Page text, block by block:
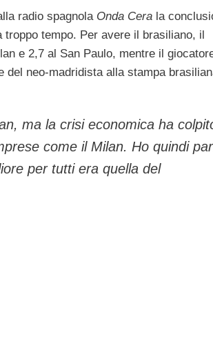
radio spagnolaOnda Cera la
tempo. Per avere il brasiliano, il
e 2,7 al San Paulo, mentre il
del neo-madridista alla stampa
ma la crisi economica ha
come il Milan. Ho quindi
per tutti era quella del